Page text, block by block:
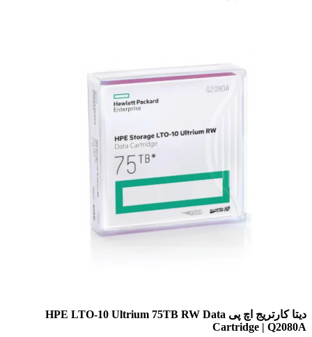
دیتا کارتریج اچ پی HPE LTO‑10 Ultrium 75TB RW Data
Cartridge | Q2080A